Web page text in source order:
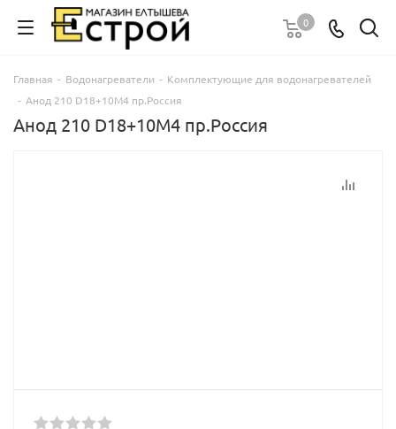
0
Главная - Водонагреватели - Комплектующие для водонагревателей
- Анод 210 D18+10M4 пр.Россия
Анод 210 D18+10M4 пр.Россия